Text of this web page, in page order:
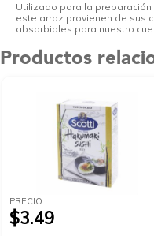
Utilizado para la
este arroz provienen de sus
absorbibles para nuestro
Productos
PRECIO
$3.49